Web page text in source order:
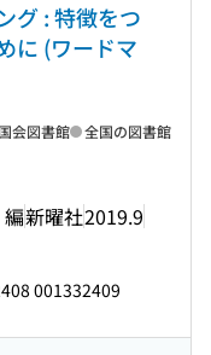
グ : 特徴をつ
に (ワードマ
新曜社2019.9
会図書館 全国の図書館
001332409